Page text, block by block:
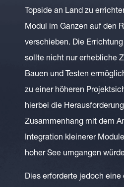
Topside an Land zu
Modul im Ganzen auf den
verschieben. Die
sollte nicht nur erhebliche
Bauen und Testen
zu einer höheren
hierbei die
Zusammenhang mit dem
Integration kleinerer
hoher See umgangen
Dies erforderte jedoch eine